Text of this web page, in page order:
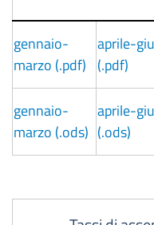
gennaio-
marzo (.pdf)
aprile-
(.pdf)
gennaio-
marzo (.ods)
aprile-
(.ods)